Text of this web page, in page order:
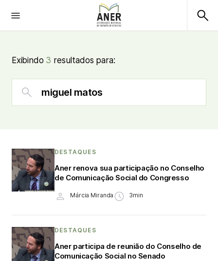
Exibindo 3 resultados para:
DESTAQUES
Aner renova sua participação no Conselho
de Comunicação Social do Congresso
Márcia Miranda 3min
DESTAQUES
Aner participa de reunião do Conselho de
Comunicação Social no Senado